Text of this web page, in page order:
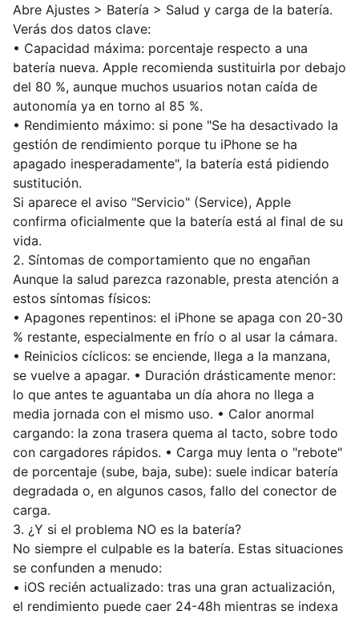
Abre Ajustes > Batería > Salud y carga de la batería.
Verás dos datos clave:
• Capacidad máxima: porcentaje respecto a una
batería nueva. Apple recomienda sustituirla por debajo
del 80 %, aunque muchos usuarios notan caída de
autonomía ya en torno al 85 %.
• Rendimiento máximo: si pone "Se ha desactivado la
gestión de rendimiento porque tu iPhone se ha
apagado inesperadamente", la batería está pidiendo
sustitución.
Si aparece el aviso "Servicio" (Service), Apple
confirma oficialmente que la batería está al final de su
vida.
2. Síntomas de comportamiento que no engañan
Aunque la salud parezca razonable, presta atención a
estos síntomas físicos:
• Apagones repentinos: el iPhone se apaga con 20-30
% restante, especialmente en frío o al usar la cámara.
• Reinicios cíclicos: se enciende, llega a la manzana,
se vuelve a apagar. • Duración drásticamente menor:
lo que antes te aguantaba un día ahora no llega a
media jornada con el mismo uso. • Calor anormal
cargando: la zona trasera quema al tacto, sobre todo
con cargadores rápidos. • Carga muy lenta o "rebote"
de porcentaje (sube, baja, sube): suele indicar batería
degradada o, en algunos casos, fallo del conector de
carga.
3. ¿Y si el problema NO es la batería?
No siempre el culpable es la batería. Estas situaciones
se confunden a menudo:
• iOS recién actualizado: tras una gran actualización,
el rendimiento puede caer 24-48h mientras se indexa